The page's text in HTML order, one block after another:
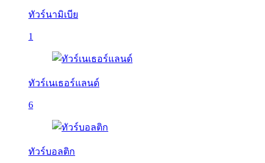
ทัวร์นามิเบีย
1
ทัวร์เนเธอร์แลนด์
6
ทัวร์บอลติก